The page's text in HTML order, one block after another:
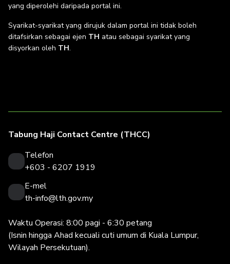
yang diperolehi daripada portal ini.
Syarikat-syarikat yang dirujuk dalam portal ini tidak boleh
ditafsirkan sebagai ejen TH atau sebagai syarikat yang
disyorkan oleh TH.
Tabung Haji Contact Centre (THCC)
Telefon
+603 - 6207 1919
E-mel
th-info@lth.gov.my
Waktu Operasi: 8:00 pagi - 6:30 petang
(Isnin hingga Ahad kecuali cuti umum di Kuala Lumpur,
Wilayah Persekutuan).